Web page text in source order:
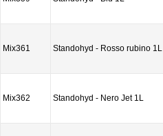
Mix361 Standohyd - Rosso rubino 1L
Mix362 Standohyd - Nero Jet 1L